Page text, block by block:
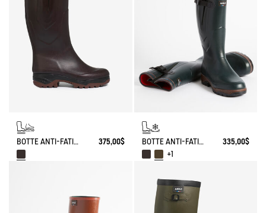
BOTTE ANTI-FATIGUE PARCOURS 2.0 AJUSTABLE DOUBLÉE CUIR 375,00$ BOTTE ANTI-FATIGUE PARCOURS 2.0 AJUSTABLE DOUBLÉE NÉOPRÈNE
335,00$
+1